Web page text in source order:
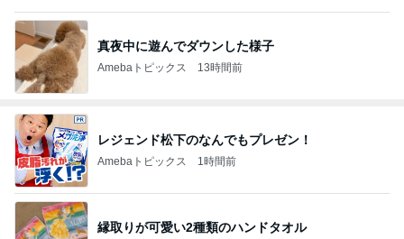
真夜中に遊んでダウンした様子
Amebaトピックス 13時間前
レジェンド松下のなんでもプレゼン！
Amebaトピックス 1時間前
縁取りが可愛い2種類のハンドタオル